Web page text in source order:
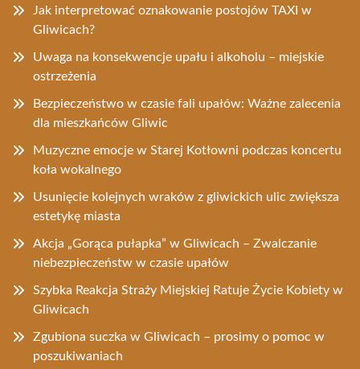
Jak interpretować oznakowanie postojów TAXI w
Gliwicach?
Uwaga na konsekwencje upału i alkoholu – miejskie
ostrzeżenia
Bezpieczeństwo w czasie fali upałów: Ważne zalecenia
dla mieszkańców Gliwic
Muzyczne emocje w Starej Kotłowni podczas koncertu
koła wokalnego
Usunięcie kolejnych wraków z gliwickich ulic zwiększa
estetykę miasta
Akcja „Gorąca pułapka” w Gliwicach – Zwalczanie
niebezpieczeństw w czasie upałów
Szybka Reakcja Straży Miejskiej Ratuje Życie Kobiety w
Gliwicach
Zgubiona suczka w Gliwicach – prosimy o pomoc w
poszukiwaniach